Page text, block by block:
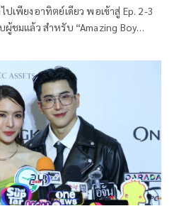
เพียงอาทิตย์เดียว พอเข้าสู่ Ep. 2-3
ผู้ชมแล้ว สำหรับ “Amazing Boy
TV ร่วมกับพันธมิตรไทย-จีน อย่าง
และ Mandarin Film